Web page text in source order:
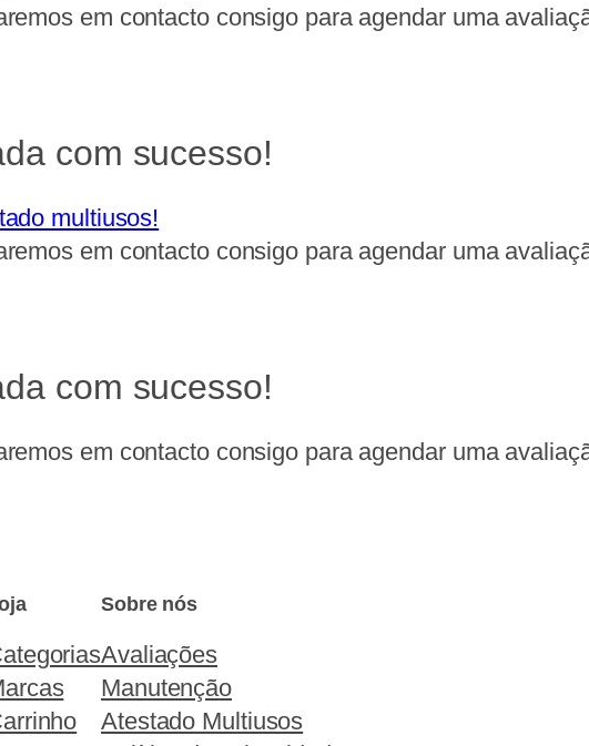
em contacto consigo para agendar uma
com sucesso!
multiusos!
em contacto consigo para agendar uma
com sucesso!
em contacto consigo para agendar uma
Sobre nós
Avaliações
Manutenção
Atestado Multiusos